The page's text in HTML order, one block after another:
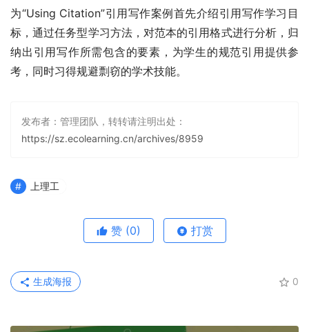
为“Using Citation”引用写作案例首先介绍引用写作学习目
标，通过任务型学习方法，对范本的引用格式进行分析，归
纳出引用写作所需包含的要素，为学生的规范引用提供参
考，同时习得规避剽窃的学术技能。
发布者：管理团队，转转请注明出处：
https://sz.ecolearning.cn/archives/8959
上理工
赞 (0) 打赏
0
生成海报